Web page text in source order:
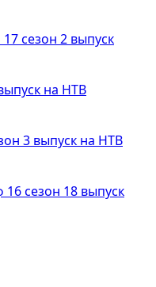
сезон 2 выпуск
на НТВ
3 выпуск на НТВ
сезон 18 выпуск